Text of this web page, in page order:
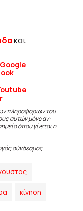
και
Google
πληροφοριών του
αυτών μόνο αν:
όπου γίνεται η
σύνδεσμος
κίνηση